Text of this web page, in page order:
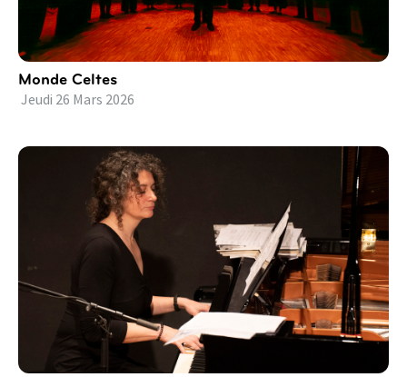
Monde Celtes
Jeudi 26 Mars 2026